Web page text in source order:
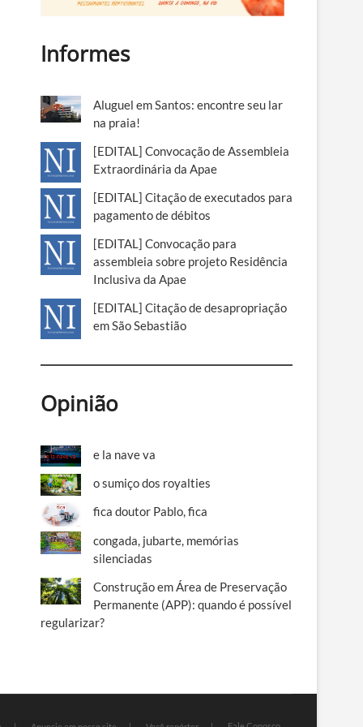
Informes
Aluguel em Santos: encontre seu lar
na praia!
[EDITAL] Convocação de Assembleia
Extraordinária da Apae
[EDITAL] Citação de executados para
pagamento de débitos
[EDITAL] Convocação para
assembleia sobre projeto Residência
Inclusiva da Apae
[EDITAL] Citação de desapropriação
em São Sebastião
Opinião
e la nave va
o sumiço dos royalties
fica doutor Pablo, fica
congada, jubarte, memórias
silenciadas
Construção em Área de Preservação
Permanente (APP): quando é possível
regularizar?